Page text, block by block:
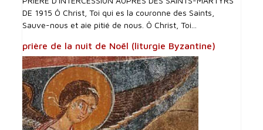
DE 1915 Ô Christ, Toi qui es la couronne des Saints,
Sauve-nous et aie pitié de nous. Ô Christ, Toi...
prière de la nuit de Noël (liturgie Byzantine)